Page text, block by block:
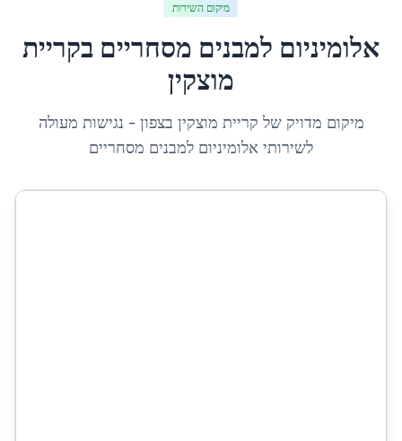
מיקום השירות
אלומיניום למבנים מסחריים בקריית
מוצקין
מיקום מדויק של קריית מוצקין בצפון - נגישות מעולה
לשירותי אלומיניום למבנים מסחריים